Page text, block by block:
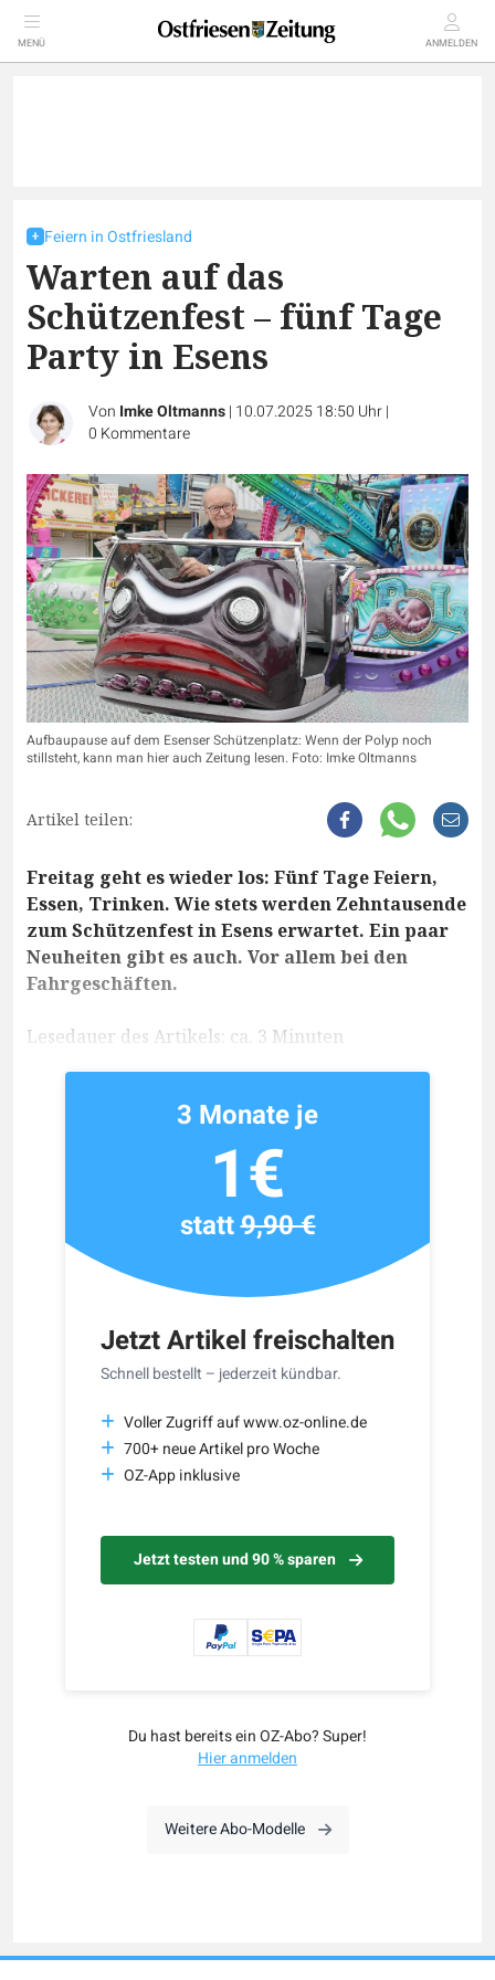
MENÜ ANMELDEN
Feiern in Ostfriesland
Warten auf das
Schützenfest – fünf Tage
Party in Esens
Von Imke Oltmanns| 10.07.2025 18:50 Uhr|
0 Kommentare
Aufbaupause auf dem Esenser Schützenplatz: Wenn der Polyp noch
stillsteht, kann man hier auch Zeitung lesen. Foto: Imke Oltmanns
Artikel teilen:
Freitag geht es wieder los: Fünf Tage Feiern,
Essen, Trinken. Wie stets werden Zehntausende
zum Schützenfest in Esens erwartet. Ein paar
Neuheiten gibt es auch. Vor allem bei den
Fahrgeschäften.
Lesedauer des Artikels: ca. 3 Minuten
Jetzt Artikel freischalten
Schnell bestellt – jederzeit kündbar.
Voller Zugriff auf www.oz-online.de
700+ neue Artikel pro Woche
OZ-App inklusive
Jetzt testen und 90 % sparen
3 Monate je
1€
statt9,90 €
Du hast bereits ein OZ-Abo? Super!
Hier anmelden
Weitere Abo-Modelle